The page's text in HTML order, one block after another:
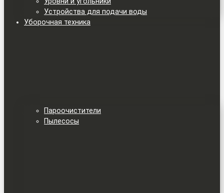
Устройства для подачи воды
Уборочная техника
Пароочистители
Пылесосы